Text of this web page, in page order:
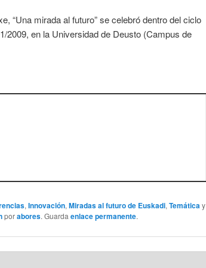
“Una mirada al futuro” se celebró dentro del ciclo
2009, en la Universidad de Deusto (Campus de
,Innovación,Miradas al futuro de Euskadi,Temáticay
porabores. Guardaenlace permanente.